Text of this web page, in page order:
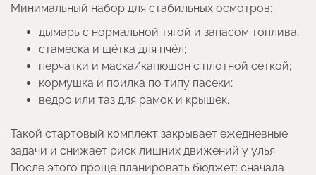
Минимальный набор для стабильных осмотров:
дымарь с нормальной тягой и запасом топлива;
стамеска и щётка для пчёл;
перчатки и маска/капюшон с плотной сеткой;
кормушка и поилка по типу пасеки;
ведро или таз для рамок и крышек.
Такой стартовый комплект закрывает ежедневные
задачи и снижает риск лишних движений у улья.
После этого проще планировать бюджет: сначала